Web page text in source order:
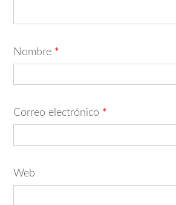
Nombre *
Correo electrónico *
Web